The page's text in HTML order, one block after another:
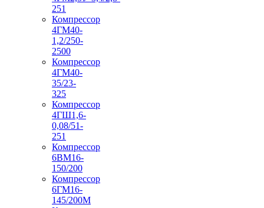
251
Компрессор
4ГМ40-
1,2/250-
2500
Компрессор
4ГМ40-
35/23-
325
Компрессор
4ГШ1,6-
0,08/51-
251
Компрессор
6ВМ16-
150/200
Компрессор
6ГМ16-
145/200М